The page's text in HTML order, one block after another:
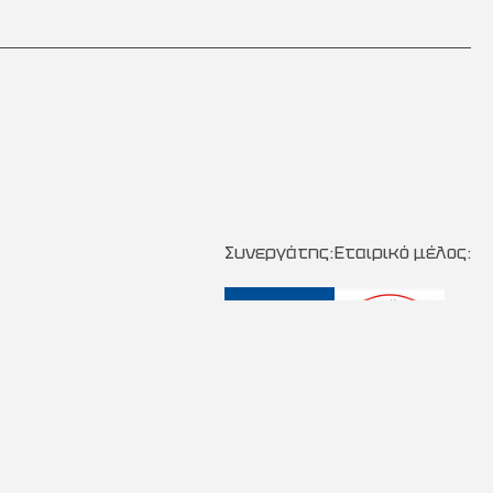
Συνεργάτης:Εταιρικό μέλος: